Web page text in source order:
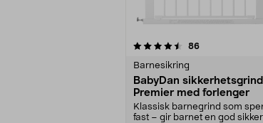
86anmeldelser
Barnesikring
BabyDan
Premier med forlenger
Klassisk barnegrind som
fast – gir barnet en god
3.5av 5 stjerner